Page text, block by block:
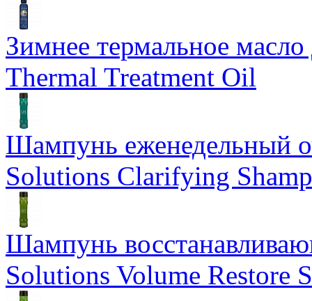
Зимнее термальное
Thermal Treatment Oil
Шампунь еженедельный
Solutions Clarifying
Шампунь
Solutions Volume Restore